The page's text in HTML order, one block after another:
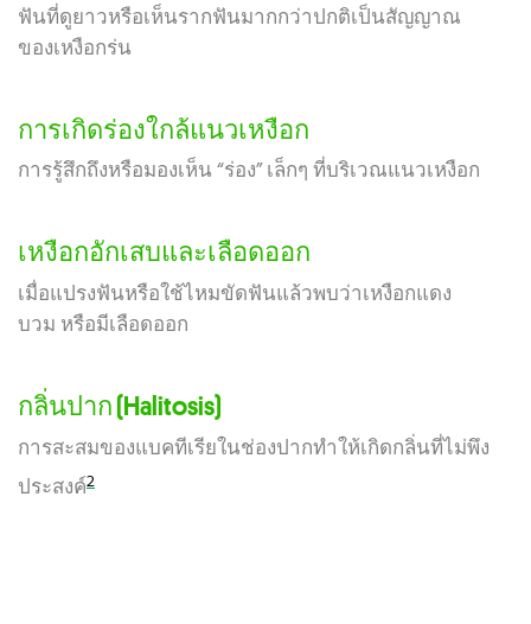
ฟันที่ดูยาวหรือเห็นรากฟันมากกว่าปกติเป็นสัญญาณ
ของเหงือกร่น
การเกิดร่องใกล้แนวเหงือก
การรู้สึกถึงหรือมองเห็น “ร่อง” เล็กๆ ที่บริเวณแนวเหงือก
เหงือกอักเสบและเลือดออก
เมื่อแปรงฟันหรือใช้ไหมขัดฟันแล้วพบว่าเหงือกแดง
บวม หรือมีเลือดออก
กลิ่นปาก (Halitosis)
การสะสมของแบคทีเรียในช่องปากทำให้เกิดกลิ่นที่ไม่พึง
ประสงค์2